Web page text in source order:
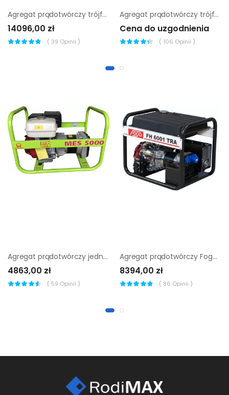
Agregat prądotwórczy trójfazowy Endress ESE 604 DYS DI
14096,00 zł
( 39 Opinii )
Agregat prądotwórczy trójfazowy Sumera Motor SMG-80JC-S
Cena do uzgodnienia
( 106 Opinii )
Agregat prądotwórczy jednofazowy Pramac MES5000
4863,00 zł
( 59 Opinii )
Agregat prądotwórczy Fogo FH 6001 TRA
8394,00 zł
( 86 Opinii )